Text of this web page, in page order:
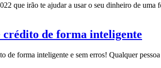
que irão te ajudar a usar o seu dinheiro de uma
crédito de forma inteligente
de forma inteligente e sem erros! Qualquer